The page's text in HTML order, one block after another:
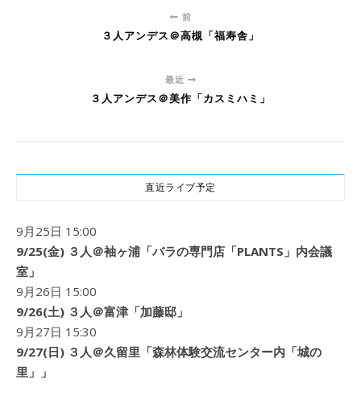
前
３人アンデス＠高槻「福寿舎」
最近
３人アンデス＠美作「カスミハミ」
直近ライブ予定
9月25日 15:00
9/25(金) ３人＠袖ヶ浦「バラの専門店「PLANTS」内会議
室」
9月26日 15:00
9/26(土) ３人＠富津「加藤邸」
9月27日 15:30
9/27(日) ３人＠久留里「森林体験交流センター内「城の
里」」